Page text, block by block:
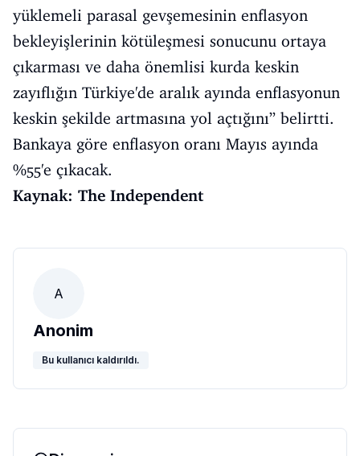
yüklemeli parasal gevşemesinin enflasyon
bekleyişlerinin kötüleşmesi sonucunu ortaya
çıkarması ve daha önemlisi kurda keskin
zayıflığın Türkiye'de aralık ayında enflasyonun
keskin şekilde artmasına yol açtığını” belirtti.
Bankaya göre enflasyon oranı Mayıs ayında
%55'e çıkacak.
Kaynak: The Independent
A
Anonim
Bu kullanıcı kaldırıldı.